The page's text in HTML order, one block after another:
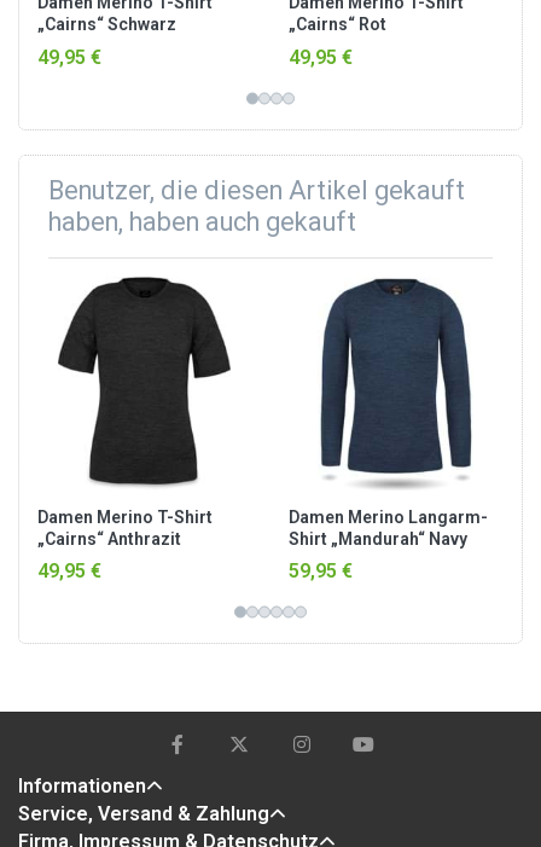
„Cairns“ Schwarz
49,95 €
„Cairns“ Rot
49,95 €
Benutzer, die diesen Artikel gekauft
haben, haben auch gekauft
Damen Merino T-Shirt
„Cairns“ Anthrazit
49,95 €
Damen Merino Langarm-
Shirt „Mandurah“ Navy
59,95 €
Informationen
Service, Versand & Zahlung
Firma, Impressum & Datenschutz